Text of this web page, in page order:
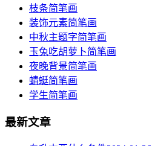
枝条简笔画
装饰元素简笔画
中秋主题字简笔画
玉兔吃胡萝卜简笔画
夜晚背景简笔画
蜻蜓简笔画
学生简笔画
最新文章